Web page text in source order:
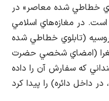
خطاطي شده معاصر» در
در مغازه‌هاي اسلامي
(تابلوي خطاطي شده
طغرا (امضاي شخصي حضرت
كه سفارش آن را داده